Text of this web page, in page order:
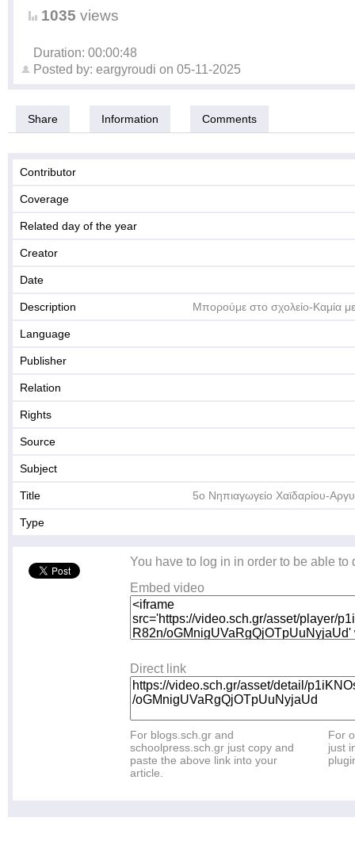
1035 views
Duration: 00:00:48
Posted by: eargyroudi on 05-11-2025
Share Information Comments
Contributor
Coverage
Related day of the year
Creator
Date
Description Μπορούμε στο σχολείο-Καμία
Language
Publisher
Relation
Rights
Source
Subject
Title 5ο Νηπιαγωγείο Χαϊδαρίου-
Type
You have to log in in order to be able to
Embed video
Direct link
For blogs.sch.gr and
schoolpress.sch.gr just copy and
paste the above link into your
article.
For
just